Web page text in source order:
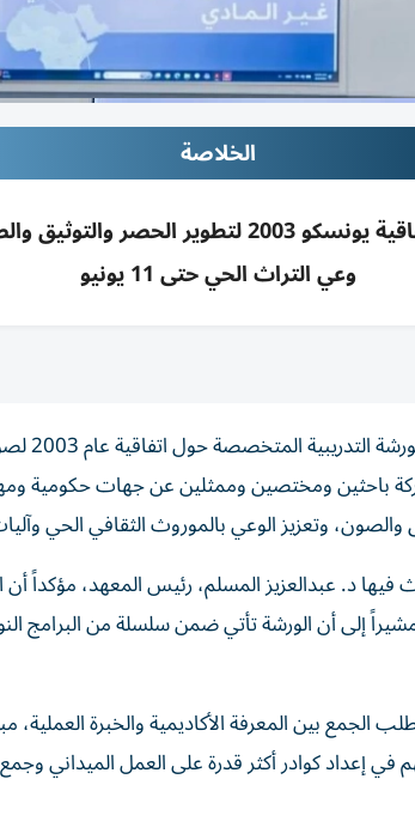
الخلاصة
ورشة بمعهد الشارقة للتراث حول اتفاقية
وعي التراث الحي حتى 11 يونيو
انطلقت
الجاري، بمشاركة باحثين ومختصين وممثلين عن جهات
وتعزيز الوعي بالموروث الثقافي الحي
د. عبدالعزيز المسلم، رئيس المعهد، مؤكداً
إلى أن الورشة تأتي ضمن سلسلة من البرامج
بين المعرفة الأكاديمية والخبرة العملية،
في إعداد كوادر أكثر قدرة على العمل الميداني